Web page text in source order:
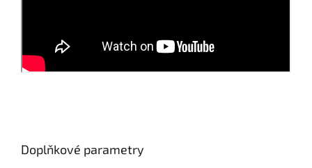
Doplňkové parametry